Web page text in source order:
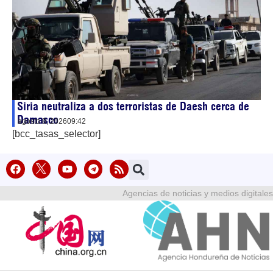
Siria neutraliza a dos terroristas de Daesh cerca de
Damasco
agosto 8, 202609:42
[bcc_tasas_selector]
Agencias de noticias y medios digitales